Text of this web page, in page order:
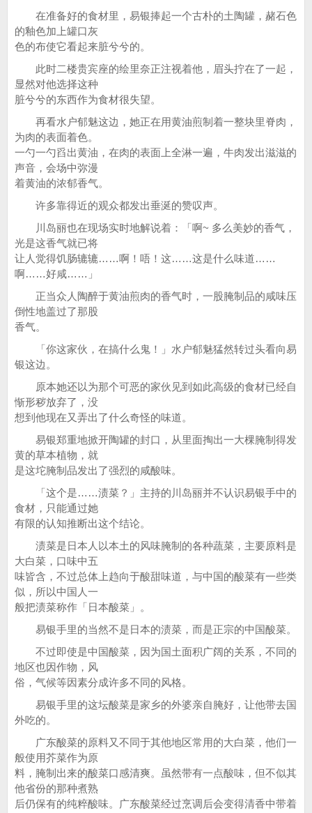
在准备好的食材里，易银捧起一个古朴的土陶罐，赭石色
的釉色加上罐口灰
色的布使它看起来脏兮兮的。
此时二楼贵宾座的绘里奈正注视着他，眉头拧在了一起，
显然对他选择这种
脏兮兮的东西作为食材很失望。
再看水户郁魅这边，她正在用黄油煎制着一整块里脊肉，
为肉的表面着色。
一勺一勺舀出黄油，在肉的表面上全淋一遍，牛肉发出滋滋的
声音，会场中弥漫
着黄油的浓郁香气。
许多靠得近的观众都发出垂涎的赞叹声。
川岛丽也在现场实时地解说着：「啊~ 多么美妙的香气，
光是这香气就已将
让人觉得饥肠辘辘……啊！唔！这……这是什么味道……
啊……好咸……」
正当众人陶醉于黄油煎肉的香气时，一股腌制品的咸味压
倒性地盖过了那股
香气。
「你这家伙，在搞什么鬼！」水户郁魅猛然转过头看向易
银这边。
原本她还以为那个可恶的家伙见到如此高级的食材已经自
惭形秽放弃了，没
想到他现在又弄出了什么奇怪的味道。
易银郑重地掀开陶罐的封口，从里面掏出一大棵腌制得发
黄的草本植物，就
是这坨腌制品发出了强烈的咸酸味。
「这个是……渍菜？」主持的川岛丽并不认识易银手中的
食材，只能通过她
有限的认知推断出这个结论。
渍菜是日本人以本土的风味腌制的各种蔬菜，主要原料是
大白菜，口味中五
味皆含，不过总体上趋向于酸甜味道，与中国的酸菜有一些类
似，所以中国人一
般把渍菜称作「日本酸菜」。
易银手里的当然不是日本的渍菜，而是正宗的中国酸菜。
不过即使是中国酸菜，因为国土面积广阔的关系，不同的
地区也因作物，风
俗，气候等因素分成许多不同的风格。
易银手里的这坛酸菜是家乡的外婆亲自腌好，让他带去国
外吃的。
广东酸菜的原料又不同于其他地区常用的大白菜，他们一
般使用芥菜作为原
料，腌制出来的酸菜口感清爽。虽然带有一点酸味，但不似其
他省份的那种煮熟
后仍保有的纯粹酸味。广东酸菜经过烹调后会变得清香中带着